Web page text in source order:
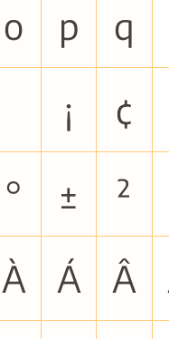
o p q
¡ ¢
° ± ²
À Á Â